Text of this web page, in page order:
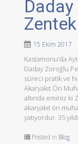
15 Ekim 2017
Kastamonu’da
Daday Zoroğlu
süreci pratik ve
Akaryakıt Ön
altında eminiz ki
akaryakıt ön
yatıyordur. 35
Posted in Blog